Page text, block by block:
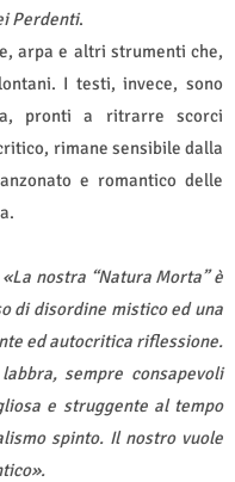
Perdenti.
arpa e altri strumenti che,
I testi, invece, sono
pronti a ritrarre scorci
rimane sensibile dalla
e romantico delle
«La nostra “Natura Morta” è
di disordine mistico ed una
ed autocritica riflessione.
sempre consapevoli
e struggente al tempo
spinto. Il nostro vuole